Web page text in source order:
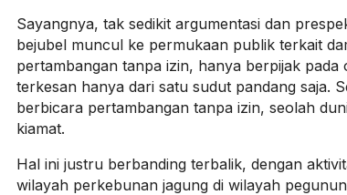
Sayangnya, tak sedikit argumentasi dan
bejubel muncul ke permukaan publik terkait
pertambangan tanpa izin, hanya berpijak pada
terkesan hanya dari satu sudut pandang saja.
berbicara pertambangan tanpa izin, seolah
kiamat.
Hal ini justru berbanding terbalik, dengan
wilayah perkebunan jagung di wilayah